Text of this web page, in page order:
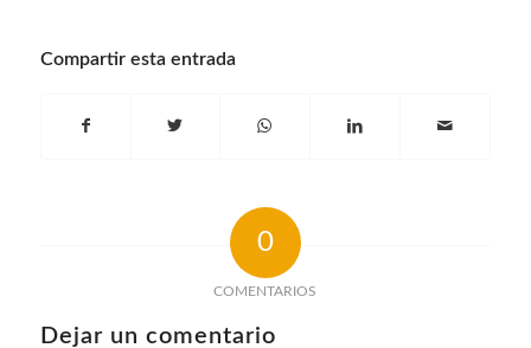
Compartir esta entrada
0
COMENTARIOS
Dejar un comentario